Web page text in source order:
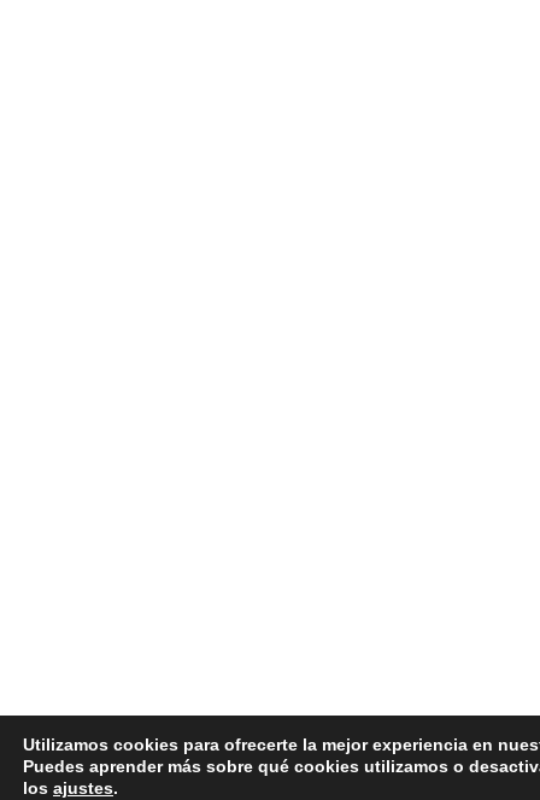
Utilizamos cookies para ofrecerte la mejor experiencia en
Puedes aprender más sobre qué cookies utilizamos o
los ajustes.